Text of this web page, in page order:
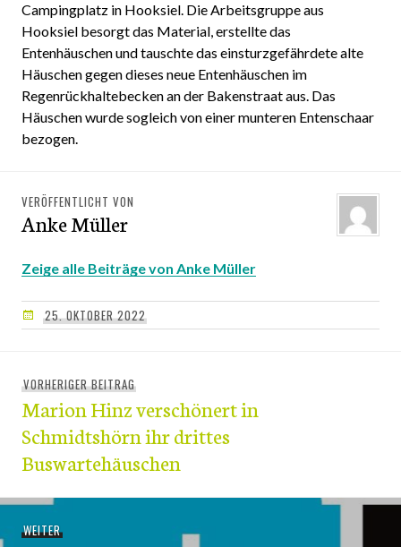
Campingplatz in Hooksiel. Die Arbeitsgruppe aus
Hooksiel besorgt das Material, erstellte das
Entenhäuschen und tauschte das einsturzgefährdete alte
Häuschen gegen dieses neue Entenhäuschen im
Regenrückhaltebecken an der Bakenstraat aus. Das
Häuschen wurde sogleich von einer munteren Entenschaar
bezogen.
VERÖFFENTLICHT VON
Anke Müller
Zeige alle Beiträge von Anke Müller
25. OKTOBER 2022
VORHERIGER BEITRAG
Beitrag:
Marion Hinz verschönert in
Schmidtshörn ihr drittes
Buswartehäuschen
WEITERNächster